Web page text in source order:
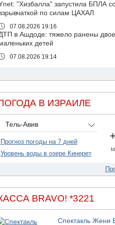
"Хизбалла" запустила БПЛА
по силам ЦАХАЛ
07.08.2026 19:16
в Ашдоде: тяжело ранены двое
детей
07.08.2026 19:14
- Гильбоа Дахан
Обнародовано имя полицейского,
подозреваемого в коррупционных
отношениях с Йоавом Элиаси
07.08.2026 17:51
БАГАЦ отказался заморозить
налоговых льгот для уклонистов-
07.08.2026 17:48
Иерусалиме водитель врезался в
пострадал
В ИЗРАИЛЕ
Тель-Авив
Прогноз погоды на 7 дней
Уровень воды в озере Кинерет
BRAVO! *3221
Спектакль Жени